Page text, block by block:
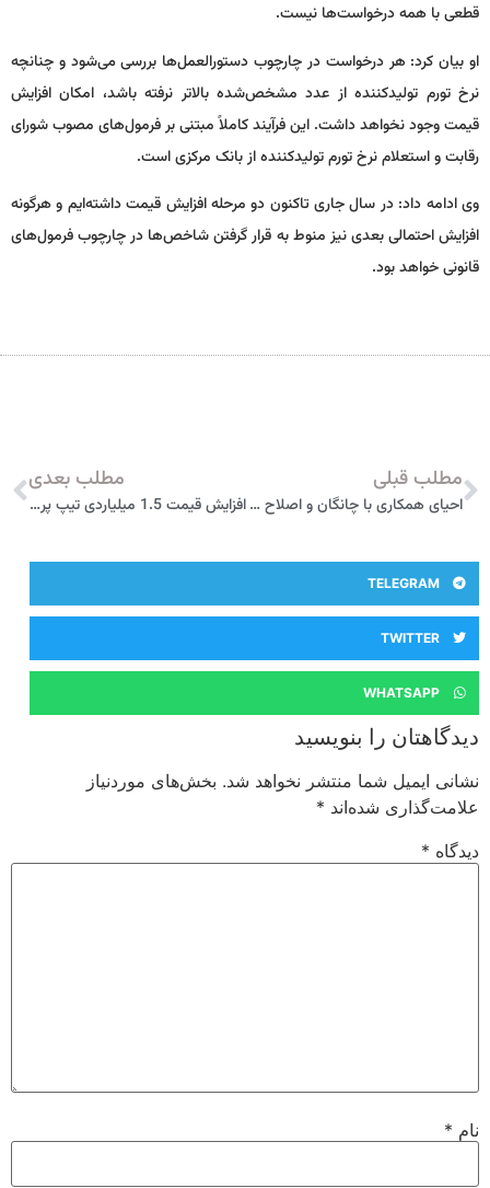
قطعی با همه درخواست‌ها نیست.
او بیان کرد: هر درخواست در چارچوب دستورالعمل‌ها بررسی می‌شود و چنانچه
نرخ تورم تولیدکننده از عدد مشخص‌شده بالاتر نرفته باشد، امکان افزایش
قیمت وجود نخواهد داشت. این فرآیند کاملاً مبتنی بر فرمول‌های مصوب شورای
رقابت و استعلام نرخ تورم تولیدکننده از بانک مرکزی است.
وی ادامه داد: در سال جاری تاکنون دو مرحله افزایش قیمت داشته‌ایم و هرگونه
افزایش احتمالی بعدی نیز منوط به قرار گرفتن شاخص‌ها در چارچوب فرمول‌های
قانونی خواهد بود.
مطلب قبلی
احیای همکاری با چانگان و اصلاح مسیر تولید در سایپا
مطلب بعدی
افزایش قیمت 1.5 میلیاردی تیپ پرو فولکس واگن ID4 – دی 1404
TELEGRAM
TWITTER
WHATSAPP
دیدگاهتان را بنویسید
نشانی ایمیل شما منتشر نخواهد شد. بخش‌های موردنیاز
علامت‌گذاری شده‌اند*
دیدگاه*
نام*